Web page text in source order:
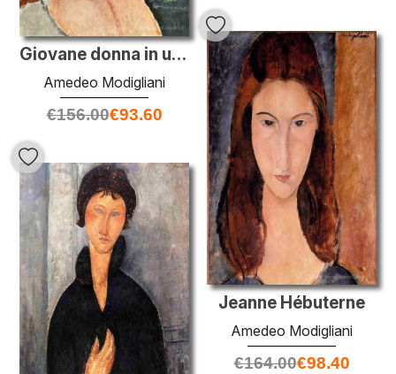
Giovane donna in una camicia (The Little lattaia)
Amedeo Modigliani
€156.00€93.60
Jeanne Hébuterne
Amedeo Modigliani
€164.00€98.40